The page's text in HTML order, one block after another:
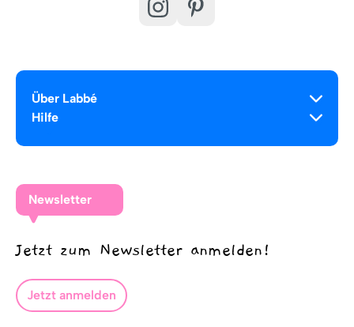
Über Labbé
Hilfe
Newsletter
Jetzt zum Newsletter anmelden!
Jetzt anmelden